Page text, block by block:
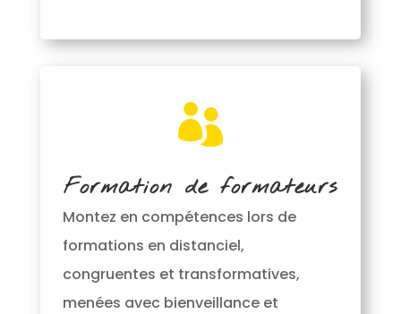

Formation de formateurs
Montez en compétences lors de
formations en distanciel,
congruentes et transformatives,
menées avec bienveillance et